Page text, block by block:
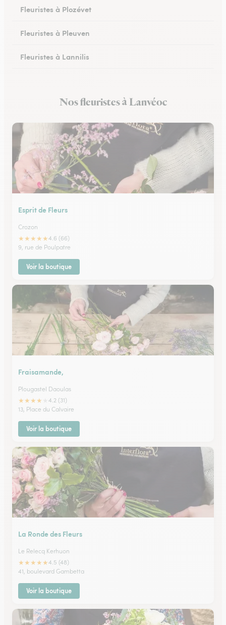
Fleuristes à Plozévet
Fleuristes à Pleuven
Fleuristes à Lannilis
Fleuristes à DaoulasNos fleuristes à Lanvéoc
Esprit de Fleurs
Crozon
★★★★★4.6 (66)
9, rue de Poulpatre
Voir la boutique
Fraisamande,
Plougastel Daoulas
★★★★
4.2 (31)
13, Place du Calvaire
Voir la boutique
La Ronde des Fleurs
Le Relecq Kerhuon
★★★★★4.5 (48)
41, boulevard Gambetta
Voir la boutique